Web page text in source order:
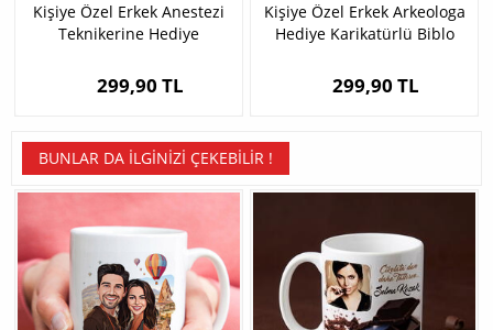
Kişiye Özel Erkek Anestezi
Teknikerine Hediye
299,90 TL
Kişiye Özel Erkek Arkeologa
Hediye Karikatürlü Biblo
299,90 TL
BUNLAR DA İLGINIZI ÇEKEBILIR !